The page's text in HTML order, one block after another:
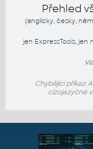
Přehled
(anglicky, česky,
jen ExpressTools , jen
Chybějící příkaz
cizojazyčné